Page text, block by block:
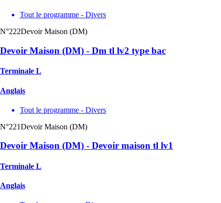
Tout le programme - Divers
N°222Devoir Maison (DM)
Devoir Maison (DM) - Dm tl lv2 type bac
Terminale L
Anglais
Tout le programme - Divers
N°221Devoir Maison (DM)
Devoir Maison (DM) - Devoir maison tl lv1
Terminale L
Anglais